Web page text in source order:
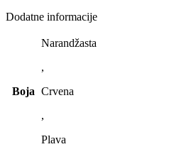
Dodatne informacije
Boja
Narandžasta
,
Crvena
,
Plava